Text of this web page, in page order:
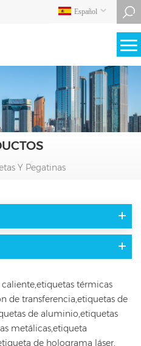
Español
Y Pegatinas
térmicas
de transferencia,etiquetas de
de aluminio,etiquetas
metálicas,etiqueta
de holograma láser,